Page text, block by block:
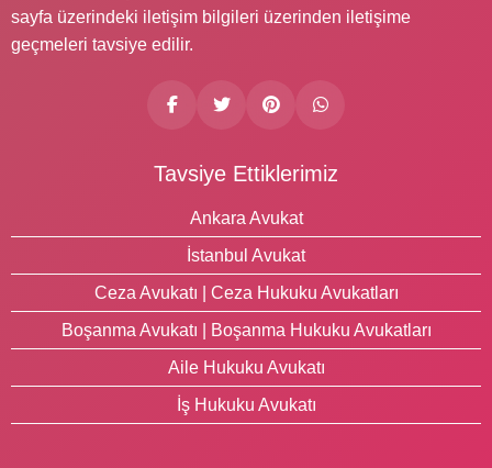
sayfa üzerindeki iletişim bilgileri üzerinden iletişime
geçmeleri tavsiye edilir.
Tavsiye Ettiklerimiz
Ankara Avukat
İstanbul Avukat
Ceza Avukatı | Ceza Hukuku Avukatları
Boşanma Avukatı | Boşanma Hukuku Avukatları
Aile Hukuku Avukatı
İş Hukuku Avukatı